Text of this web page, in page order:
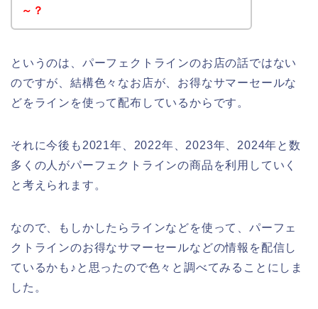
～？
というのは、パーフェクトラインのお店の話ではない
のですが、結構色々なお店が、お得なサマーセールな
どをラインを使って配布しているからです。
それに今後も2021年、2022年、2023年、2024年と数
多くの人がパーフェクトラインの商品を利用していく
と考えられます。
なので、もしかしたらラインなどを使って、パーフェ
クトラインのお得なサマーセールなどの情報を配信し
ているかも♪と思ったので色々と調べてみることにしま
した。